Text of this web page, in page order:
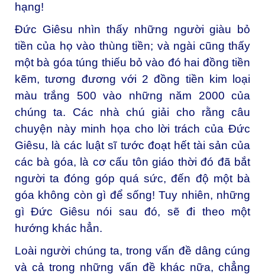
hạng!
Đức Giêsu nhìn thấy những người giàu bỏ
tiền của họ vào thùng tiền; và ngài cũng thấy
một bà góa túng thiếu bỏ vào đó hai đồng tiền
kẽm, tương đương với 2 đồng tiền kim loại
màu trắng 500 vào những năm 2000 của
chúng ta. Các nhà chú giải cho rằng câu
chuyện này minh họa cho lời trách của Đức
Giêsu, là các luật sĩ tước đoạt hết tài sản của
các bà góa, là cơ cấu tôn giáo thời đó đã bắt
người ta đóng góp quá sức, đến độ một bà
góa không còn gì để sống! Tuy nhiên, những
gì Đức Giêsu nói sau đó, sẽ đi theo một
hướng khác hẳn.
Loài người chúng ta, trong vấn đề dâng cúng
và cả trong những vấn đề khác nữa, chẳng